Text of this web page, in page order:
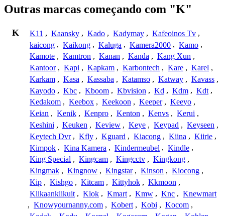
Outras marcas começando com "K"
K K11 , Kaansky , Kado , Kadymay , Kafeoinos Tv ,
kaicong , Kaikong , Kaluga , Kamera2000 , Kamo ,
Kamote , Kamtron , Kanan , Kanda , Kang Xun ,
Kantoor , Kapi , Kapkam , Karbontech , Kare , Karel ,
Karkam , Kasa , Kassaba , Katamso , Katway , Kavass ,
Kayodo , Kbc , Kboom , Kbvision , Kd , Kdm , Kdt ,
Kedakom , Keebox , Keekoon , Keeper , Keeyo ,
Keian , Kenik , Kenpro , Kenton , Kenvs , Kerui ,
Keshini , Keuken , Keview , Keye , Keypad , Keyseen ,
Keytech Dvr , Kfly , Kguard , Kiacong , Kiina , Kiirie ,
Kimpok , Kina Kamera , Kindermeubel , Kindle ,
King Special , Kingcam , Kingcctv , Kingkong ,
Kingmak , Kingnow , Kingstar , Kinson , Kiocong ,
Kip , Kishgo , Kitcam , Kittyhok , Kkmoon ,
Klikaanklikuit , Klok , Kmart , Kmw , Knc , Knewmart
, Knowyournanny.com , Kobert , Kobi , Kocom ,